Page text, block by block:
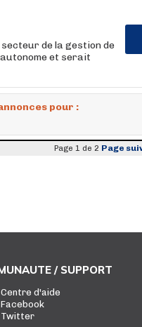
de la gestion de
et serait
pour :
Page 1 de 2 Page
/ SUPPORT
Centre d'aide
Facebook
Twitter